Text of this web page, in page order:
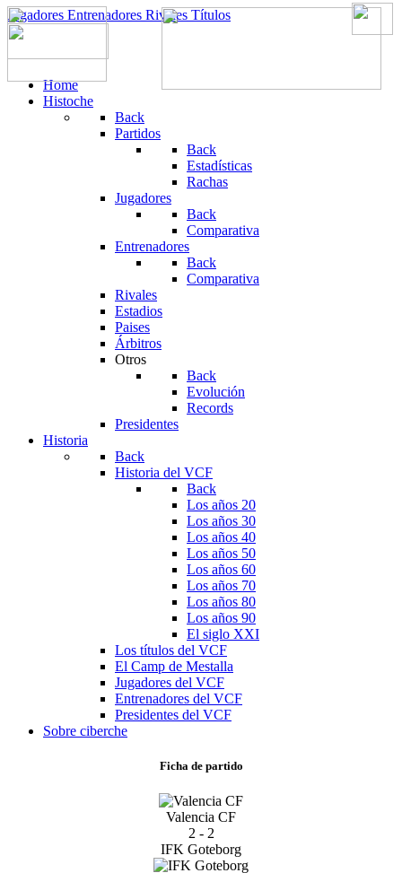
Jugadores Entrenadores Rivales Títulos
Home
Histoche
Back
Partidos
Back
Estadísticas
Rachas
Jugadores
Back
Comparativa
Entrenadores
Back
Comparativa
Rivales
Estadios
Paises
Árbitros
Otros
Back
Evolución
Records
Presidentes
Historia
Back
Historia del VCF
Back
Los años 20
Los años 30
Los años 40
Los años 50
Los años 60
Los años 70
Los años 80
Los años 90
El siglo XXI
Los títulos del VCF
El Camp de Mestalla
Jugadores del VCF
Entrenadores del VCF
Presidentes del VCF
Sobre ciberche
Ficha de partido
Valencia CF
2 - 2
IFK Goteborg